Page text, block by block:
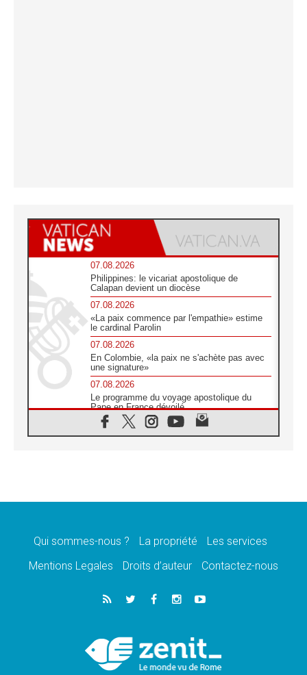
07.08.2026
Philippines: le vicariat apostolique de
Calapan devient un diocèse
07.08.2026
«La paix commence par l'empathie» estime
le cardinal Parolin
07.08.2026
En Colombie, «la paix ne s'achète pas avec
une signature»
07.08.2026
Le programme du voyage apostolique du
Pape en France dévoilé
07.08.2026
1ère Conférence continentale sur l'éducation
07.08.2026
07.08.2026
lancement des «dix jours de prière pour la
06.08.2026
Préparatifs des JMJ 2027 à Séoul: «c'est
Chrétiens et confucéens: respect et sagesse
pour relever les «défis urgents»
Qui sommes-nous ? La propriété
Les services
Mentions Legales
Droits d’auteur Contactez-nous